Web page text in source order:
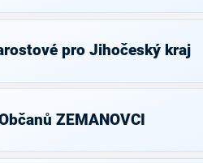
pro Jihočeský kraj
ZEMANOVCI